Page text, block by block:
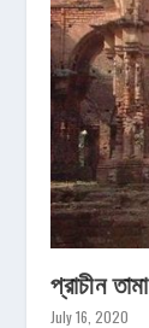
প্রাচীন
July 16, 2020